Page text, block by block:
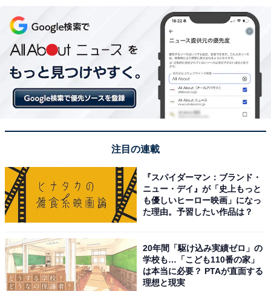
「花巻温泉郷 山の神温泉 優香苑」は宮大工が手掛
けた建築美と源源掛け流しの名湯が魅力
注目の連載
『スパイダーマン：ブランド・
ニュー・デイ』が「史上もっと
も優しいヒーロー映画」になっ
た理由。予習したい作品は？
20年間「駆け込み実績ゼロ」の
学校も…「こども110番の家」
は本当に必要？ PTAが直面する
理想と現実